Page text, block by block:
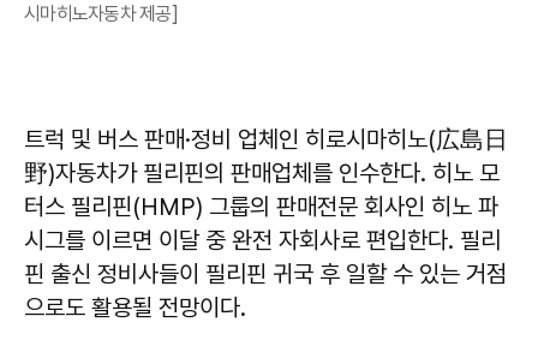
시마히노자동차 제공]
트럭 및 버스 판매·정비 업체인 히로시마히노(広島日
野)자동차가 필리핀의 판매업체를 인수한다. 히노 모
터스 필리핀(HMP) 그룹의 판매전문 회사인 히노 파
시그를 이르면 이달 중 완전 자회사로 편입한다. 필리
핀 출신 정비사들이 필리핀 귀국 후 일할 수 있는 거점
으로도 활용될 전망이다.